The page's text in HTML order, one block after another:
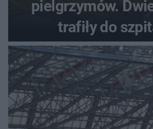
pielgrzymów.
trafiły do